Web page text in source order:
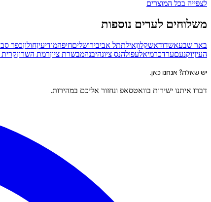
לצפייה בכל המוצרים
משלוחים לערים נוספות
באר שבעאשדודאשקלוןאילתתל אביבירושליםחיפהמודיעיןחולוןכפר
העיןיוקנעםערדכרמיאלעפולהנס ציונהיבנהמבשרת ציוןרמת השרוןקרית
יש שאלה? אנחנו כאן.
דברו איתנו ישירות בוואטסאפ ונחזור אליכם במהירות.